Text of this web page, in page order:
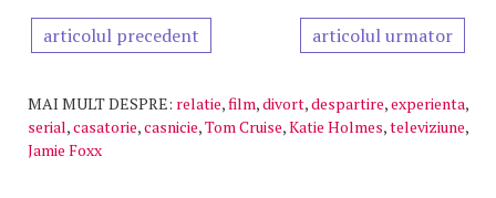
articolul precedent articolul urmator
MAI MULT DESPRE: relatie,film,divort,despartire,experienta,
serial,casatorie,casnicie,Tom Cruise,Katie Holmes,televiziune,
Jamie Foxx